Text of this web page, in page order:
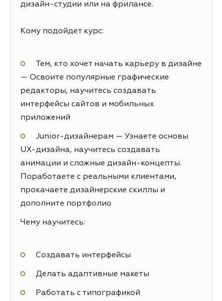
дизайн-студии или на фрилансе.
Кому подойдет курс:
Тем, кто хочет начать карьеру в дизайне
— Освоите популярные графические
редакторы, научитесь создавать
интерфейсы сайтов и мобильных
приложений
Junior-дизайнерам — Узнаете основы
UX-дизайна, научитесь создавать
анимации и сложные дизайн-концепты.
Поработаете с реальными клиентами,
прокачаете дизайнерские скиллы и
дополните портфолио
Чему научитесь:
Создавать интерфейсы
Делать адаптивные макеты
Работать с типографикой